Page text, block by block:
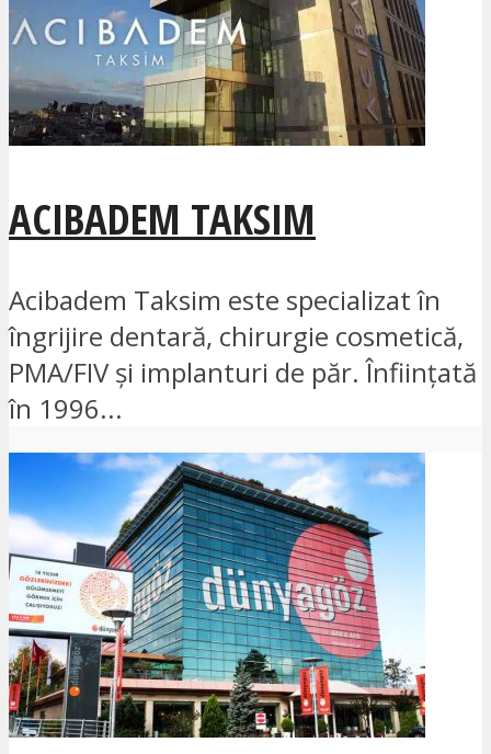
ACIBADEM TAKSIM
Acibadem Taksim este specializat în
îngrijire dentară, chirurgie cosmetică,
PMA/FIV și implanturi de păr. Înființată
în 1996...